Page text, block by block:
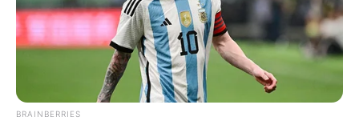
BRAINBERRIES